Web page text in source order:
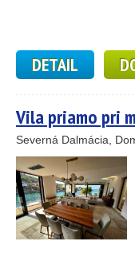
DETAIL
Vila priamo pri
Severná Dalmácia,